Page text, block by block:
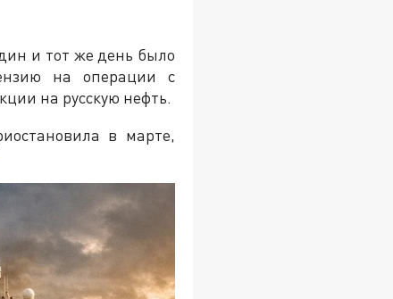
и тот же день было
на операции с
на русскую нефть.
в марте,